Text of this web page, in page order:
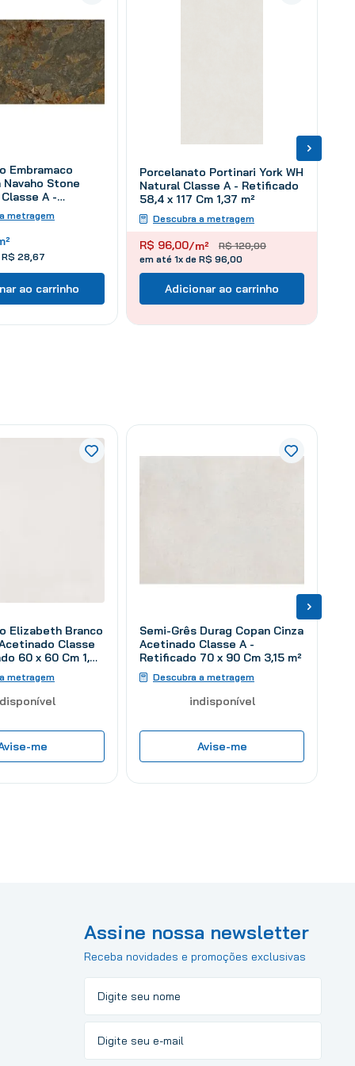
Embramaco
Navaho Stone
A -
x 122 Cm 2,28
metragem
R$ 28 67
ao carrinho
Porcelanato Portinari York WH
Natural Classe A - Retificado
58,4 x 117 Cm 1,37 m²
Descubra a metragem
R$ 120,00
R$ 96,00/m²
em até 1x de R$ 96,00
Adicionar ao carrinho
Elizabeth Branco
Classe
60 x 60 Cm 1,80
metragem
me
Semi-Grês Durag Copan Cinza
Acetinado Classe A -
Retificado 70 x 90 Cm 3,15 m²
Descubra a metragem
indisponível
Avise-me
Assine nossa newsletter
Receba novidades e promoções exclusivas